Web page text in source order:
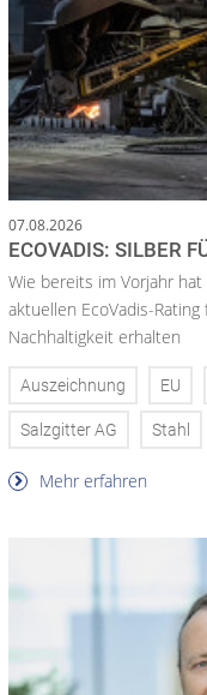
07.08.2026
ECOVADIS: SILBER
Wie bereits im Vorjahr
aktuellen EcoVadis-
Nachhaltigkeit erhalten
Auszeichnung EU
Salzgitter AG Stahl
Mehr erfahren